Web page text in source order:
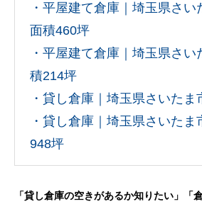
・平屋建て倉庫｜埼玉県さい
面積460坪
・平屋建て倉庫｜埼玉県さい
積214坪
・貸し倉庫｜埼玉県さいた
・貸し倉庫｜埼玉県さいた
948坪
「貸し倉庫の空きがあるか知りたい」「